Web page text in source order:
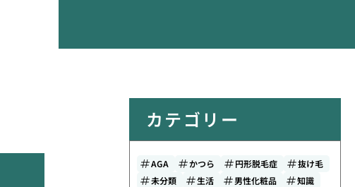
カテゴリー
AGA かつら 円形脱毛症
抜け毛
未分類
生活 男性化粧品
知識